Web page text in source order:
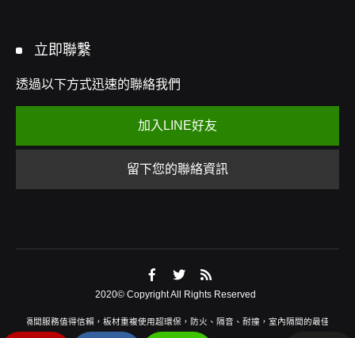
立即聯繫
透過以下方式迅速的聯絡我們
加入LINE好友
留下您的聯絡資訊
2020© Copyright All Rights Reserved
庫板隔間服務值得信賴，板材重複使用超環保，防火、隔音、耐撞，室內隔間的最佳選擇